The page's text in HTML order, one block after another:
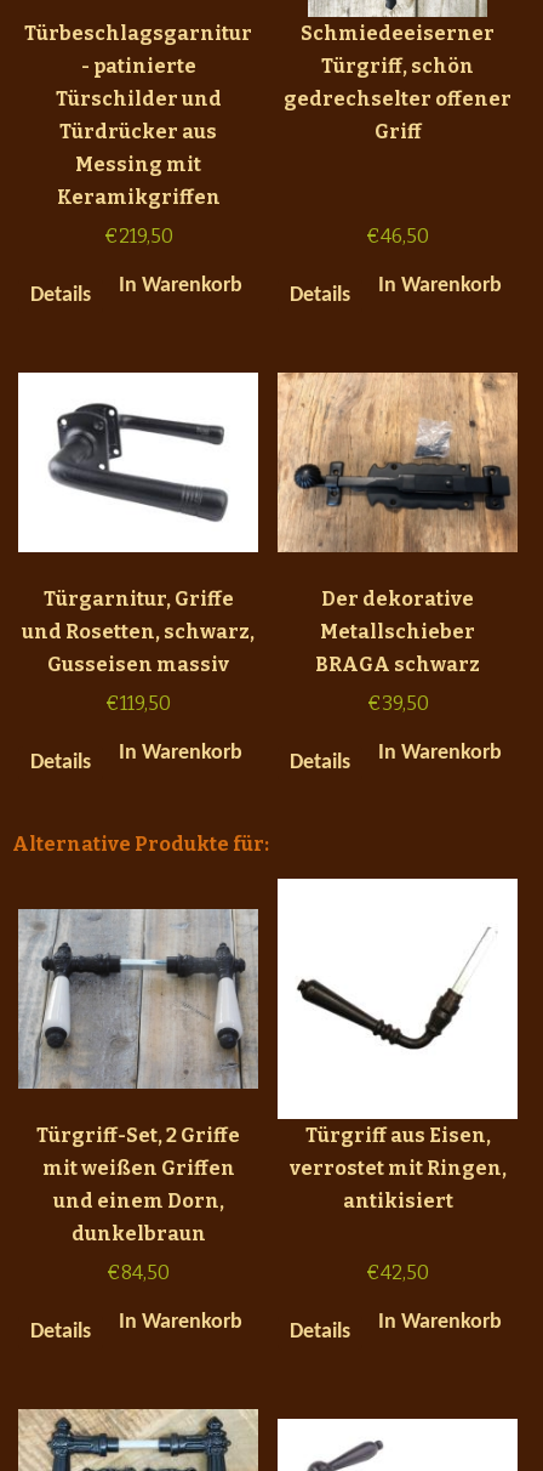
Türbeschlagsgarnitur
- patinierte
Türschilder und
Türdrücker aus
Messing mit
Keramikgriffen
€219,50
Details In Warenkorb
Schmiedeeiserner
Türgriff, schön
gedrechselter offener
Griff
€46,50
Details In Warenkorb
Türgarnitur, Griffe
und Rosetten, schwarz,
Gusseisen massiv
€119,50
Details In Warenkorb
Der dekorative
Metallschieber
BRAGA schwarz
€39,50
Details In Warenkorb
Alternative Produkte für:
Türgriff-Set, 2 Griffe
mit weißen Griffen
und einem Dorn,
dunkelbraun
€84,50
Details In Warenkorb
Türgriff aus Eisen,
verrostet mit Ringen,
antikisiert
€42,50
Details In Warenkorb